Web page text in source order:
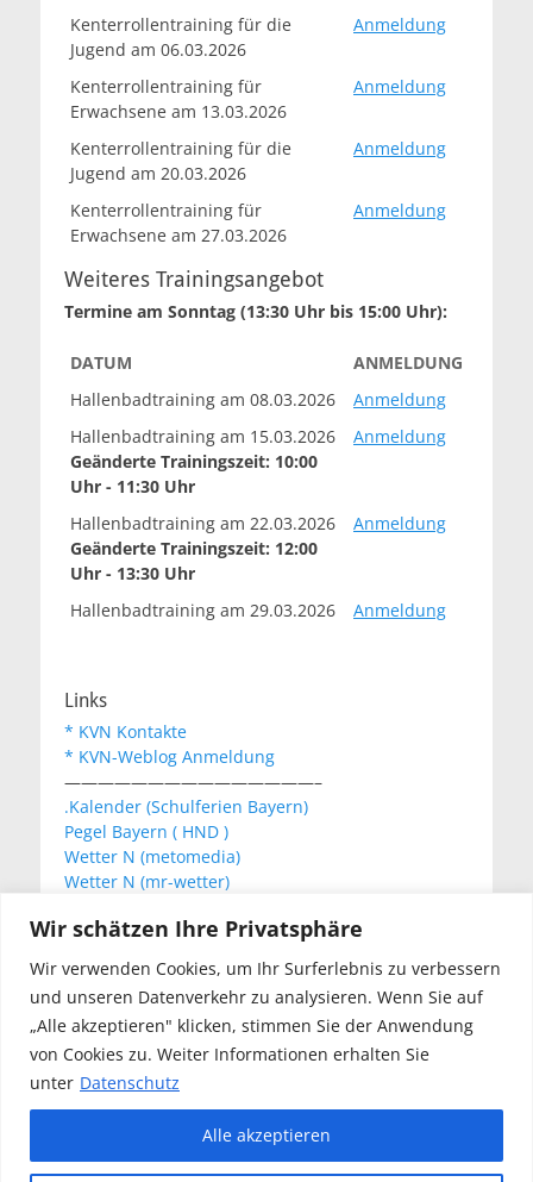
Wir schätzen Ihre Privatsphäre
Wir verwenden Cookies, um Ihr Surferlebnis zu verbessern
und unseren Datenverkehr zu analysieren. Wenn Sie auf
„Alle akzeptieren" klicken, stimmen Sie der Anwendung
von Cookies zu. Weiter Informationen erhalten Sie
unter Datenschutz
Alle akzeptieren
Kenterrollentraining für die
Jugend am 06.03.2026
Anmeldung
Kenterrollentraining für
Erwachsene am 13.03.2026
Anmeldung
Kenterrollentraining für die
Jugend am 20.03.2026
Anmeldung
Kenterrollentraining für
Erwachsene am 27.03.2026
Anmeldung
Weiteres Trainingsangebot
Termine am Sonntag (13:30 Uhr bis 15:00 Uhr):
DATUM
ANMELDUNG
Hallenbadtraining am 08.03.2026
Anmeldung
Hallenbadtraining am 15.03.2026
Geänderte Trainingszeit: 10:00
Uhr - 11:30 Uhr
Anmeldung
Hallenbadtraining am 22.03.2026
Geänderte Trainingszeit: 12:00
Uhr - 13:30 Uhr
Anmeldung
Hallenbadtraining am 29.03.2026 Anmeldung
Links
* KVN Kontakte
* KVN-Weblog Anmeldung
———————————————–
.Kalender (Schulferien Bayern)
Pegel Bayern ( HND )
Wetter N (metomedia)
Wetter N (mr-wetter)
KVN Newsletter
Your email: